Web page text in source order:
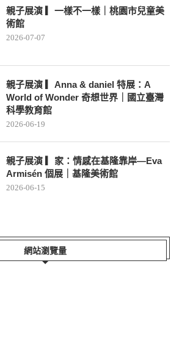
親子展演 ▎一樣不一樣｜桃園市兒童美
術館
2026-07-07
親子展演 ▎Anna & daniel 特展：A
World of Wonder 奇想世界｜國立臺灣
科學教育館
2026-06-19
親子展演 ▎家：情感在基隆靠岸—Eva
Armisén 個展｜基隆美術館
2026-06-15
網站瀏覽量